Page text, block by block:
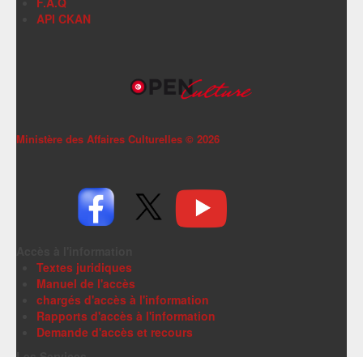
API CKAN
Ministère des Affaires Culturelles © 2026
Textes juridiques
Manuel de l'accès
chargés d'accès à l'information
Rapports d'accès à l'information
Demande d'accès et recours